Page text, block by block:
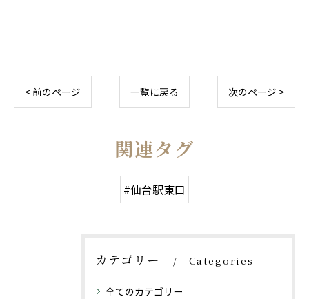
< 前のページ 一覧に戻る 次のページ >
関連タグ
#仙台駅東口
カテゴリー Categories
全てのカテゴリー